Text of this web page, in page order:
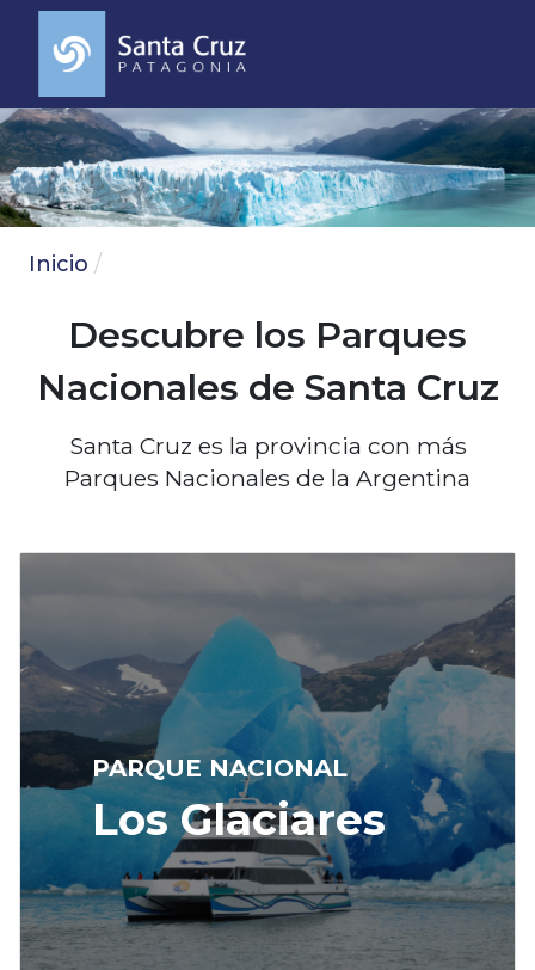
Inicio
Descubre los Parques
Nacionales de Santa Cruz
Santa Cruz es la provincia con más
Parques Nacionales de la Argentina
PARQUE NACIONAL
Los Glaciares